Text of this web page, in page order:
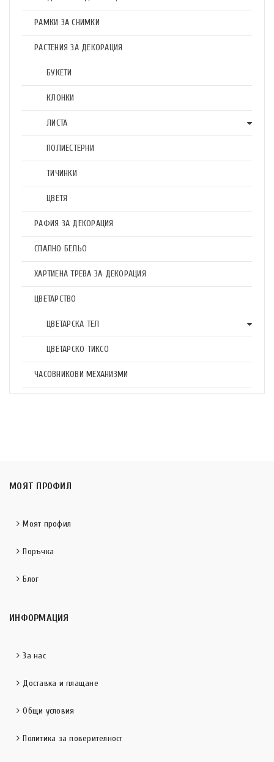
РАМКИ ЗА СНИМКИ
РАСТЕНИЯ ЗА ДЕКОРАЦИЯ
БУКЕТИ
КЛОНКИ
ЛИСТА
ПОЛИЕСТЕРНИ
ТИЧИНКИ
ЦВЕТЯ
РАФИЯ ЗА ДЕКОРАЦИЯ
СПАЛНО БЕЛЬО
ХАРТИЕНА ТРЕВА ЗА ДЕКОРАЦИЯ
ЦВЕТАРСТВО
ЦВЕТАРСКА ТЕЛ
ЦВЕТАРСКО ТИКСО
ЧАСОВНИКОВИ МЕХАНИЗМИ
МОЯТ ПРОФИЛ
Моят профил
Поръчка
Блог
ИНФОРМАЦИЯ
За нас
Доставка и плащане
Общи условия
Политика за поверителност